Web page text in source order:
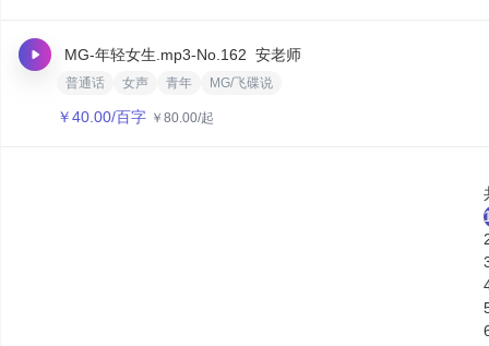
MG-年轻女生.mp3-No.162 安老师
普通话 女声 青年 MG/飞碟说
￥40.00/百字 ￥ 80.00/起